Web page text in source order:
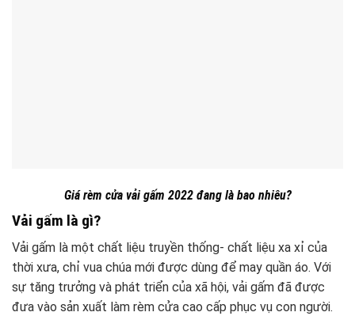
Giá rèm cửa vải gấm 2022 đang là bao nhiêu?
Vải gấm là gì?
Vải gấm là một chất liệu truyền thống- chất liệu xa xỉ của
thời xưa, chỉ vua chúa mới được dùng để may quần áo. Với
sự tăng trưởng và phát triển của xã hội, vải gấm đã được
đưa vào sản xuất làm rèm cửa cao cấp phục vụ con người.